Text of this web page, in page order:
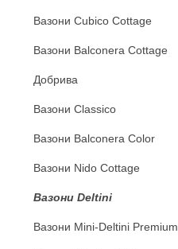
Вазони Cubico Cottage
Вазони Balconera Cottage
Добрива
Вазони Classico
Вазони Balconera Color
Вазони Nido Cottage
Вазони Deltini
Вазони Mini-Deltini Premium